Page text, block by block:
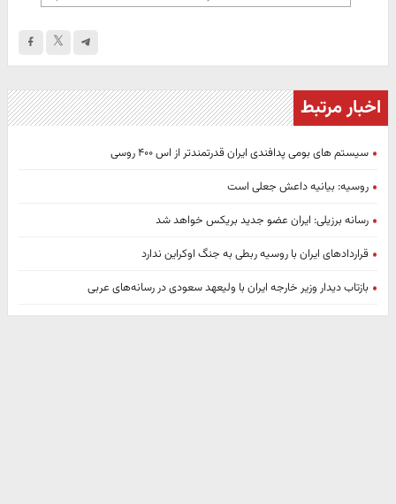
اخبار مرتبط
سیستم های بومی پدافندی ایران قدرتمندتر از اس ۴۰۰ روسی
روسیه: بیانیه داعش جعلی است
رسانه برزیلی: ایران عضو جدید بریکس خواهد شد
قراردادهای ایران با روسیه ربطی به جنگ اوکراین ندارد
بازتاب دیدار وزیر خارجه ایران با ولیعهد سعودی در رسانه‌های عربی